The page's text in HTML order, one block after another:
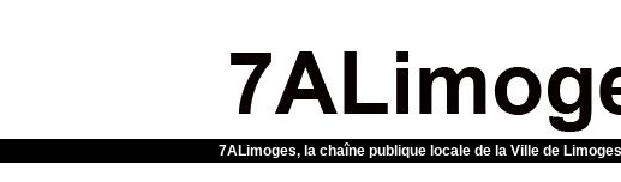
7ALimoges, la chaîne publique locale de la Ville de